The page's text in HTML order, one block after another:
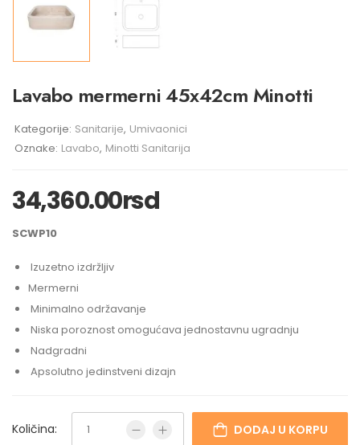
Lavabo mermerni 45x42cm Minotti
Kategorije: Sanitarije, Umivaonici
Oznake: Lavabo, Minotti Sanitarija
34,360.00rsd
SCWP10
Izuzetno izdržljiv
Mermerni
Minimalno održavanje
Niska poroznost omogućava jednostavnu ugradnju
Nadgradni
Apsolutno jedinstveni dizajn
Količina: DODAJ U KORPU